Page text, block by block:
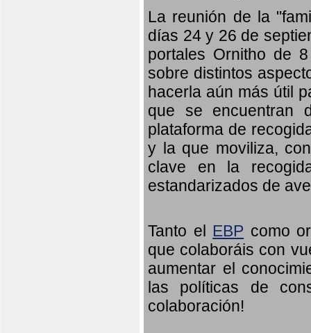
La reunión de la
días 24 y 26 de
portales Ornitho de
sobre distintos
hacerla aún más útil
que se encuentran
plataforma de
y la que moviliza,
clave en la
estandarizados de
Tanto el EBP como
que colaboráis con
aumentar el
las políticas de
colaboración!